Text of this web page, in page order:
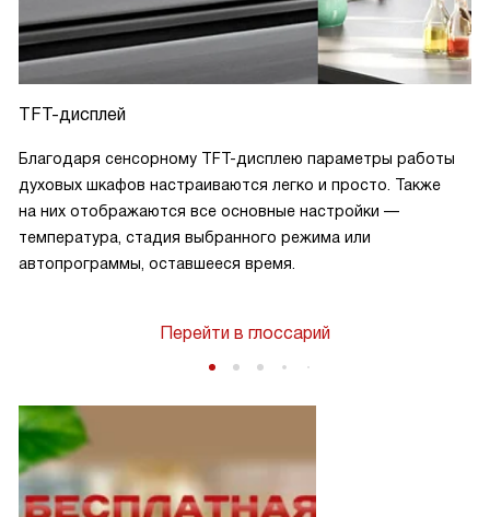
TFT-дисплей
Благодаря сенсорному TFT-дисплею параметры работы
духовых шкафов настраиваются легко и просто. Также
на них отображаются все основные настройки —
температура, стадия выбранного режима или
автопрограммы, оставшееся время.
Перейти в глоссарий